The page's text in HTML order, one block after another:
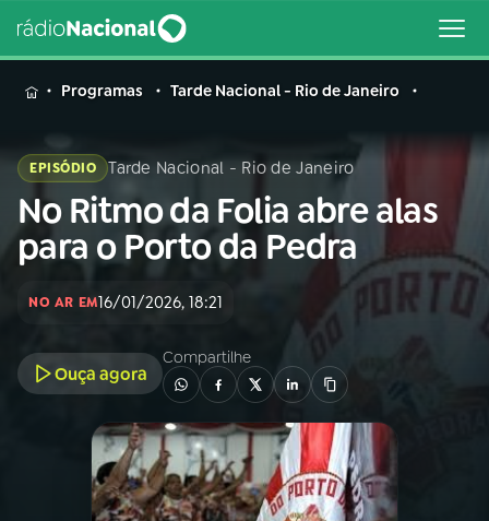
MENU
Buscar
na
Rádio
Buscar
01INÍCIO
A RÁDIO
Programas Tarde Nacional - Rio de Janeiro
EPISÓDIO Tarde Nacional - Rio de Janeiro
No Ritmo da Folia abre alas
para o Porto da Pedra
NO AR EM16/01/2026, 18:21
Ouça agora
Compartilhe